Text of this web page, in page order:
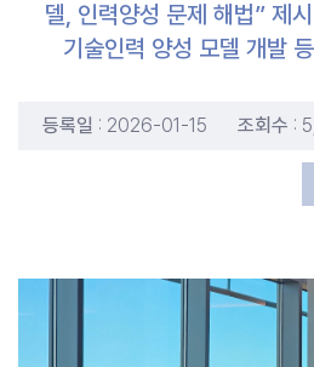
델, 인력양성 문제 해법” 제
기술인력 양성 모델 개발
등록일 : 2026-01-15 조회수 :